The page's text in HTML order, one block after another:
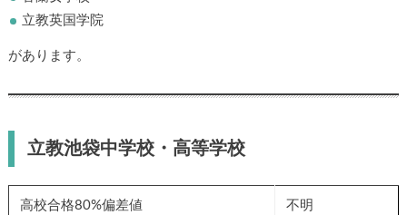
立教英国学院
があります。
立教池袋中学校・高等学校
高校合格80%偏差値 不明